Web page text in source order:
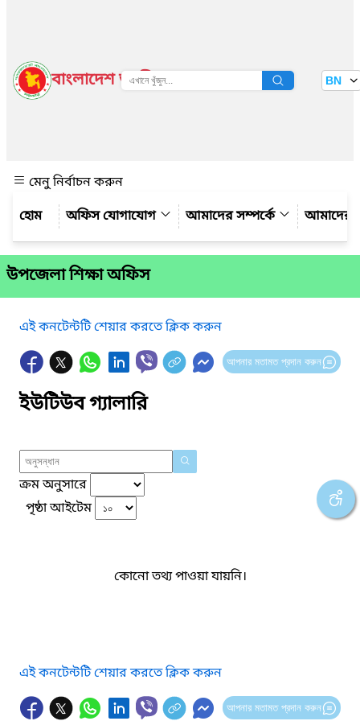
বাংলাদেশ জাতীয় তথ্য বাতায়ন BN
মেনু নির্বাচন করুন
অফিস যোগাযোগ
আমাদের সম্পর্কে আমাদের
উপজেলা শিক্ষা অফিস
এই কনটেন্টটি শেয়ার করতে ক্লিক করুন
আপনার মতামত প্রদান করুন
ইউটিউব গ্যালারি
ক্রম অনুসারে
পৃষ্ঠা আইটেম
কোনো তথ্য পাওয়া যায়নি।
এই কনটেন্টটি শেয়ার করতে ক্লিক করুন
আপনার মতামত প্রদান করুন